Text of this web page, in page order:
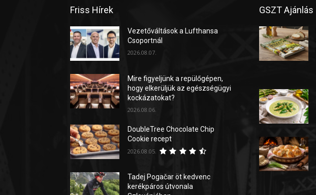
Friss Hírek
Vezetőváltások a Lufthansa
Csoportnál
2026.08.07.
Mire figyeljünk a repülőgépen,
hogy elkerüljük az egészségügyi
kockázatokat?
2026.08.06.
DoubleTree Chocolate Chip
Cookie recept
2026.08.05.
Tadej Pogačar öt kedvenc
kerékpáros útvonala
GSZT Ajánlás